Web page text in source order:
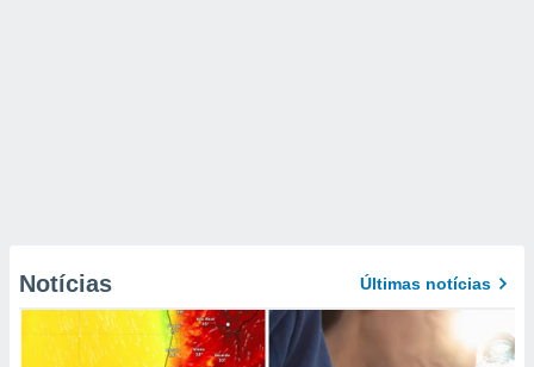
Notícias Últimas notícias